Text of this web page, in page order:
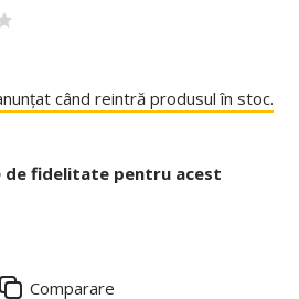
când reintră produsul în stoc.
de fidelitate pentru acest
Comparare